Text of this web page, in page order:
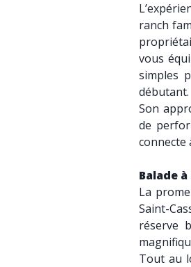
ranch
vous
simples
débutant.
Son
de
connecte
Balade
La
Saint-
réserve
Tout au